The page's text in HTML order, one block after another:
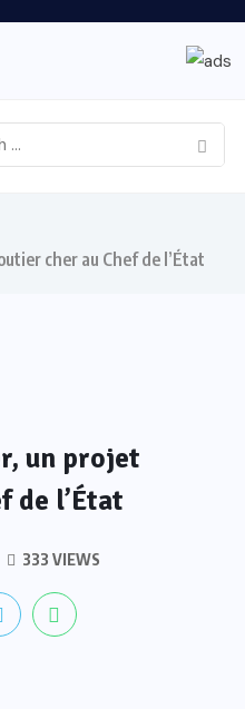
cher au Chef de l’État
un projet
de l’État
333 VIEWS